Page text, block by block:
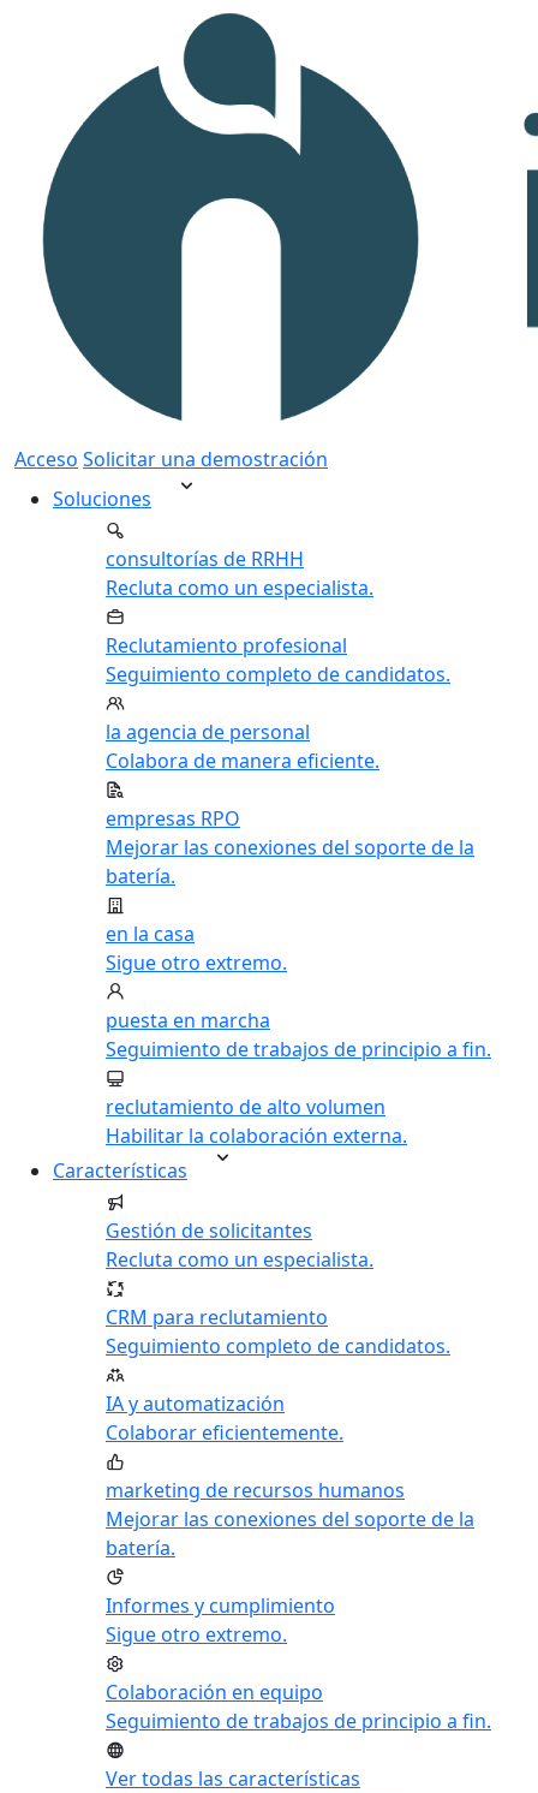
Acceso Solicitar una demostración
Soluciones
consultorías de RRHH
Recluta como un especialista.
Reclutamiento profesional
Seguimiento completo de candidatos.
la agencia de personal
Colabora de manera eficiente.
empresas RPO
Mejorar las conexiones del soporte de la
batería.
en la casa
Sigue otro extremo.
puesta en marcha
Seguimiento de trabajos de principio a fin.
reclutamiento de alto volumen
Habilitar la colaboración externa.
Características
Gestión de solicitantes
Recluta como un especialista.
CRM para reclutamiento
Seguimiento completo de candidatos.
IA y automatización
Colaborar eficientemente.
marketing de recursos humanos
Mejorar las conexiones del soporte de la
batería.
Informes y cumplimiento
Sigue otro extremo.
Colaboración en equipo
Seguimiento de trabajos de principio a fin.
Ver todas las características